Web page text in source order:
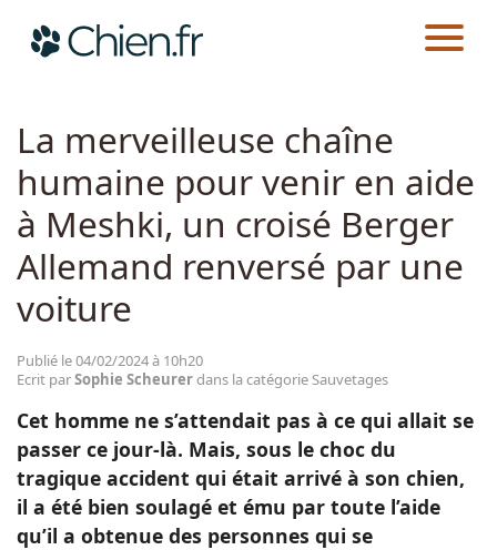
Races
CHIEN.FR ACTUALITÉS
La merveilleuse chaîne
humaine pour venir en aide
à Meshki, un croisé Berger
Allemand renversé par une
voiture
Publié le 04/02/2024 à 10h20
Ecrit parSophie Scheurerdans la catégorie Sauvetages
Cet homme ne s’attendait pas à ce qui allait se
passer ce jour-là. Mais, sous le choc du
tragique accident qui était arrivé à son chien,
il a été bien soulagé et ému par toute l’aide
qu’il a obtenue des personnes qui se